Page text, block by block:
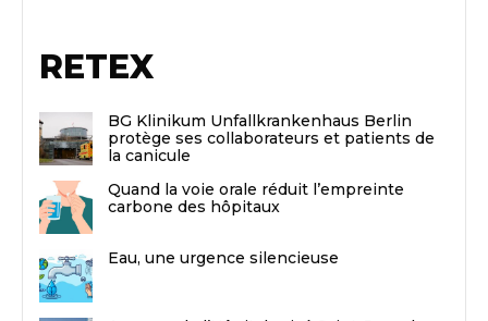
RETEX
BG Klinikum Unfallkrankenhaus Berlin
protège ses collaborateurs et patients de
la canicule
Quand la voie orale réduit l’empreinte
carbone des hôpitaux
Eau, une urgence silencieuse